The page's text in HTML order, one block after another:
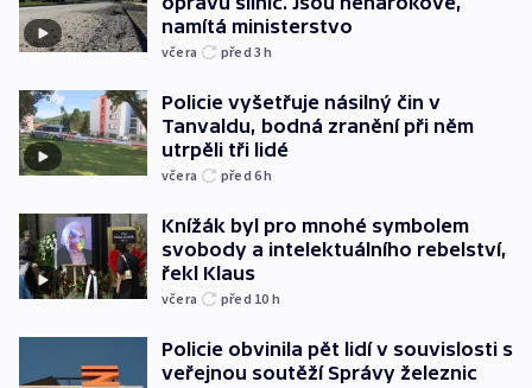
namítá ministerstvo
včera před 3h
Policie vyšetřuje násilný čin v
Tanvaldu, bodná zranění při něm
utrpěli tři lidé
včera před 6h
Knížák byl pro mnohé symbolem
svobody a intelektuálního rebelství,
řekl Klaus
včera před 10 h
Policie obvinila pět lidí v souvislosti s
veřejnou soutěží Správy železnic